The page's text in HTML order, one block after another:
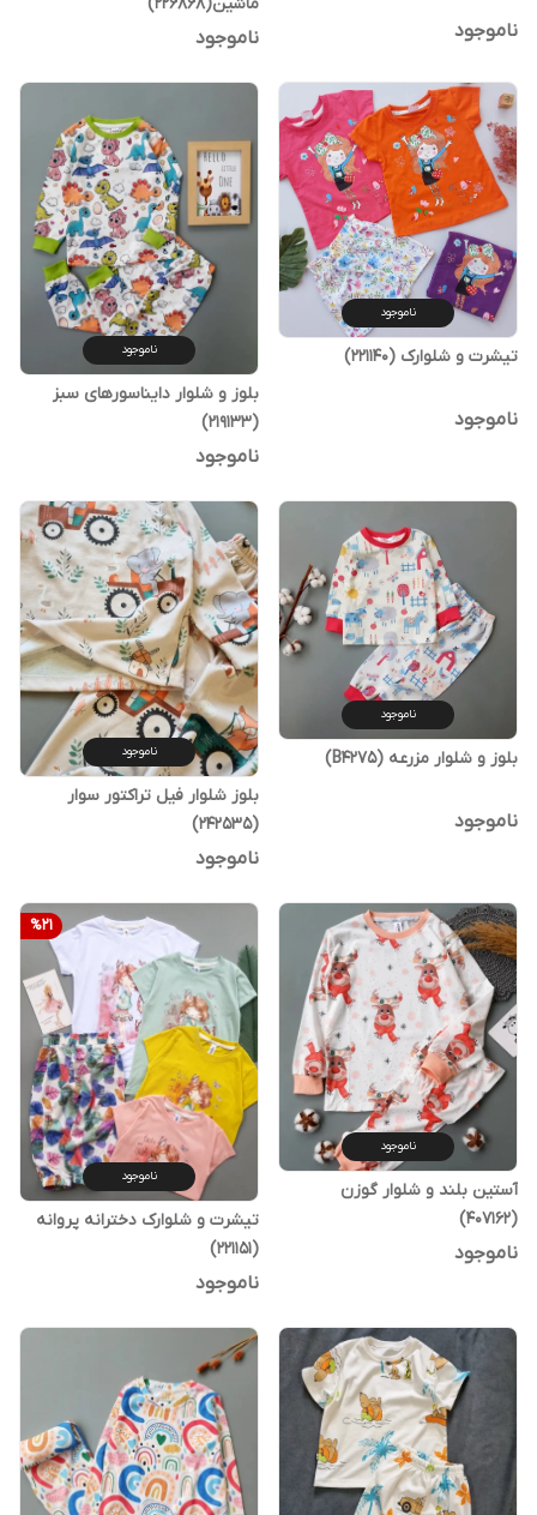
ناموجود ناموجود
ناموجود
تیشرت و شلوارک (221140)
ناموجود
ناموجود
بلوز و شلوار دایناسورهای سبز
(219133)
ناموجود
ناموجود
بلوز و شلوار مزرعه (B4275)
ناموجود
ناموجود
بلوز شلوار فیل تراکتور سوار
(242535)
ناموجود
ناموجود
آستین بلند و شلوار گوزن
(407162)
ناموجود
%21
ناموجود
تیشرت و شلوارک دخترانه پروانه
(221151)
ناموجود